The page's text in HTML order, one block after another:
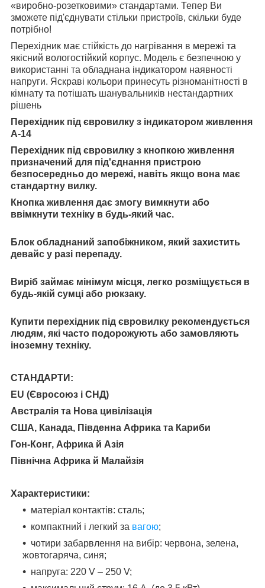
«виробно-розетковими» стандартами. Тепер Ви
зможете під'єднувати стільки пристроїв, скільки буде
потрібно!
Перехідник має стійкість до нагрівання в мережі та
якісний вологостійкий корпус. Модель є безпечною у
використанні та обладнана індикатором наявності
напруги. Яскраві кольори принесуть різноманітності в
кімнату та потішать шанувальників нестандартних
рішень
Перехідник під євровилку з індикатором живлення
А-14
Перехідник під євровилку з кнопкою живлення
призначений для під'єднання пристрою
безпосередньо до мережі, навіть якщо вона має
стандартну вилку.
Кнопка живлення дає змогу вимкнути або
ввімкнути техніку в будь-який час.
Блок обладнаний запобіжником, який захистить
девайс у разі перепаду.
Виріб займає мінімум місця, легко розміщується в
будь-якій сумці або рюкзаку.
Купити перехідник під євровилку рекомендується
людям, які часто подорожують або замовляють
іноземну техніку.
СТАНДАРТИ:
EU (Євросоюз і СНД)
Австралія та Нова цивілізація
США, Канада, Південна Африка та Кариби
Гон-Конг, Африка й Азія
Північна Африка й Малайзія
Характеристики:
матеріал контактів: сталь;
компактний і легкий за вагою;
чотири забарвлення на вибір: червона, зелена,
жовтогаряча, синя;
напруга: 220 V – 250 V;